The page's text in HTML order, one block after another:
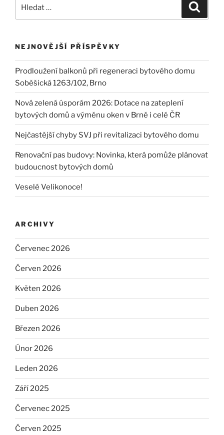
NEJNOVĚJŠÍ PŘÍSPĚVKY
Prodloužení balkonů při regeneraci bytového domu
Soběšická 1263/102, Brno
Nová zelená úsporám 2026: Dotace na zateplení
bytových domů a výměnu oken v Brně i celé ČR
Nejčastější chyby SVJ při revitalizaci bytového domu
Renovační pas budovy: Novinka, která pomůže plánovat
budoucnost bytových domů
Veselé Velikonoce!
ARCHIVY
Červenec 2026
Červen 2026
Květen 2026
Duben 2026
Březen 2026
Únor 2026
Leden 2026
Září 2025
Červenec 2025
Červen 2025